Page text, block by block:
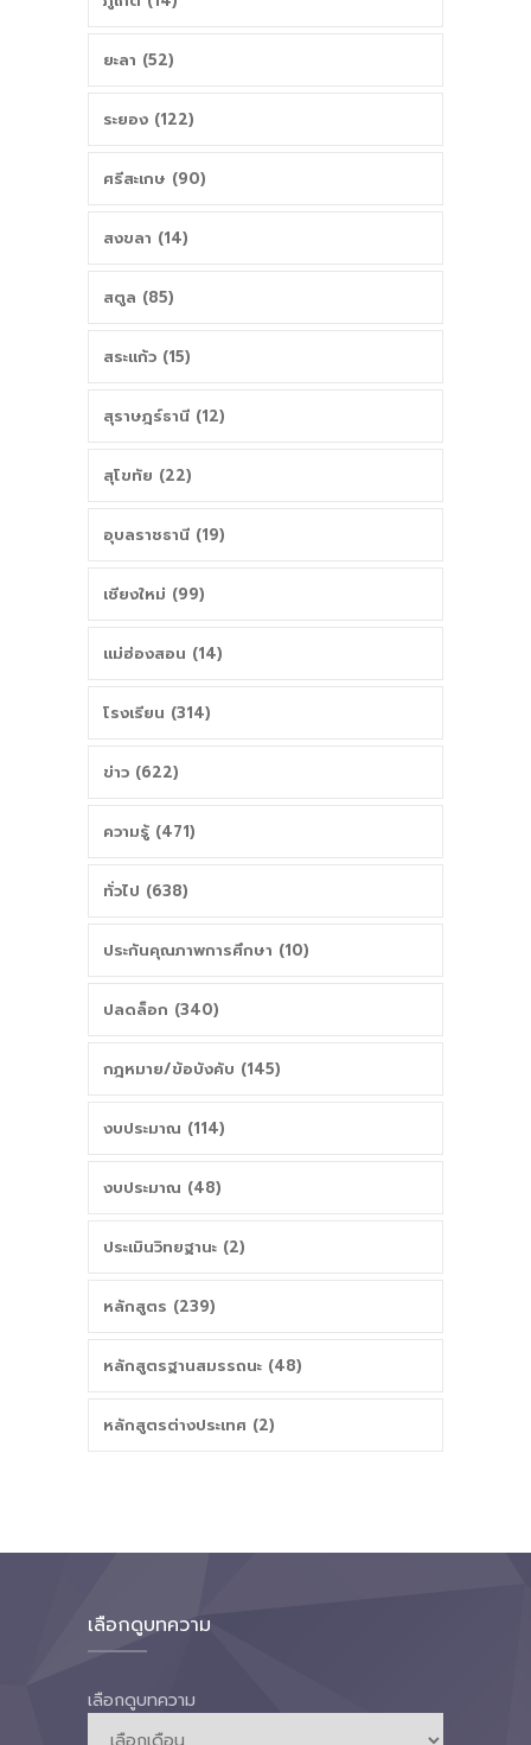
ยะลา (52)
ระยอง (122)
ศรีสะเกษ (90)
สงขลา (14)
สตูล (85)
สระแก้ว (15)
สุราษฎร์ธานี (12)
สุโขทัย (22)
อุบลราชธานี (19)
เชียงใหม่ (99)
แม่ฮ่องสอน (14)
โรงเรียน (314)
ข่าว (622)
ความรู้ (471)
ทั่วไป (638)
ประกันคุณภาพการศึกษา (10)
ปลดล็อก (340)
กฎหมาย/ข้อบังคับ (145)
งบประมาณ (114)
งบประมาณ (48)
ประเมินวิทยฐานะ (2)
หลักสูตร (239)
หลักสูตรฐานสมรรถนะ (48)
หลักสูตรต่างประเทศ (2)
เลือกดูบทความ
เลือกดูบทความ